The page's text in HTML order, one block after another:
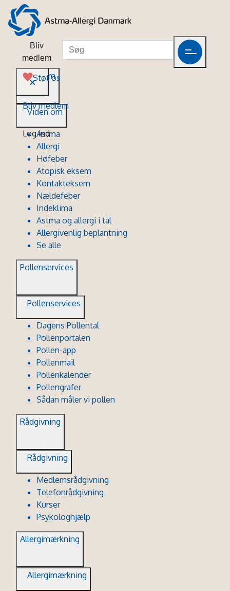
Bliv
medlem
Støt os
Bliv medlem
Log ind
Viden om
Viden om
Astma
Allergi
Høfeber
Atopisk eksem
Kontakteksem
Nældefeber
Indeklima
Astma og allergi i tal
Allergivenlig beplantning
Se alle
Pollenservices
Pollenservices
Dagens Pollental
Pollenportalen
Pollen-app
Pollenmail
Pollenkalender
Pollengrafer
Sådan måler vi pollen
Rådgivning
Rådgivning
Medlemsrådgivning
Telefonrådgivning
Kurser
Psykologhjælp
Allergimærkning
Allergimærkning